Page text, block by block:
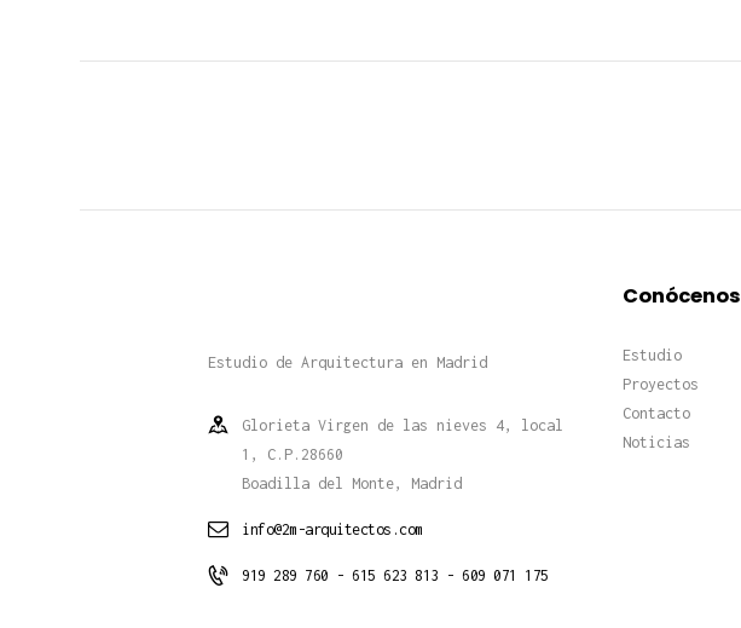
Estudio de Arquitectura en Madrid
Glorieta Virgen de las nieves 4, local
1, C.P.28660
Boadilla del Monte, Madrid
info@2m-arquitectos.com
919 289 760 - 615 623 813 - 609 071 175
Conócenos
Estudio
Proyectos
Contacto
Noticias